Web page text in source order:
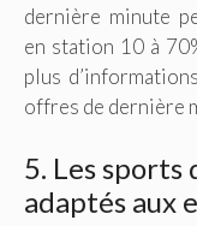
dernière minute
en station 10 à
plus
offres de dernière
5. Les sports
adaptés aux